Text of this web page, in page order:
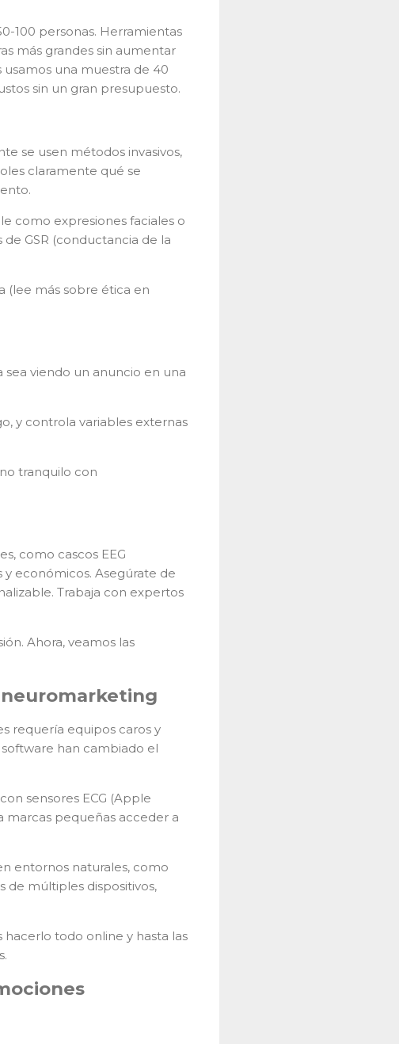
100 personas. Herramientas
más grandes sin aumentar
una muestra de 40
sin un gran presupuesto.
se usen métodos invasivos,
claramente qué se
como expresiones faciales o
GSR (conductancia de la
(lee más sobre ética en
viendo un anuncio en una
y controla variables externas
tranquilo con
como cascos EEG
económicos. Asegúrate de
Trabaja con expertos
Ahora, veamos las
requería equipos caros y
han cambiado el
sensores ECG (Apple
marcas pequeñas acceder a
entornos naturales, como
de múltiples dispositivos,
todo online y hasta las